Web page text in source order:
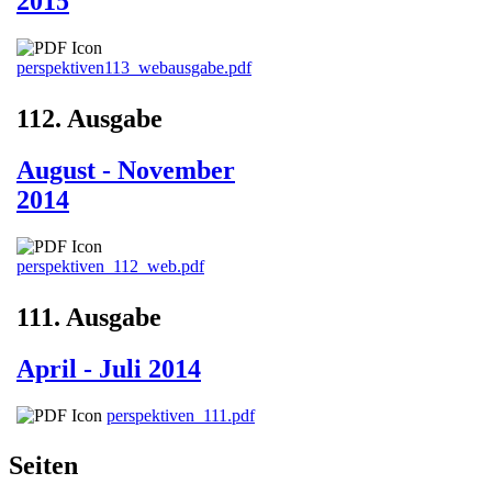
perspektiven113_webausgabe.pdf
112. Ausgabe
August - November
2014
perspektiven_112_web.pdf
111. Ausgabe
April - Juli 2014
perspektiven_111.pdf
Seiten